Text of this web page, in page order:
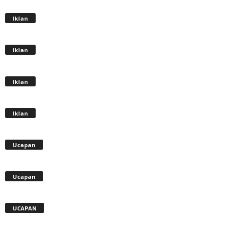
Iklan
Iklan
Iklan
Iklan
Ucapan
Ucapan
UCAPAN